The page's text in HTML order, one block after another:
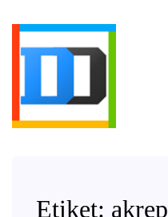
Etiket: akrep